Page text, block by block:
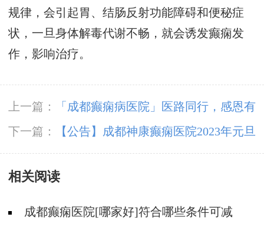
规律，会引起胃、结肠反射功能障碍和便秘症
状，一旦身体解毒代谢不畅，就会诱发癫痫发
作，影响治疗。
上一篇：
「成都癫痫病医院」医路同行，感恩有
您!成都神康癫痫医院祝大家感恩节快乐!
下一篇：
【公告】成都神康癫痫医院2023年元旦
假期正常接诊
相关阅读
成都癫痫医院[哪家好]符合哪些条件可减